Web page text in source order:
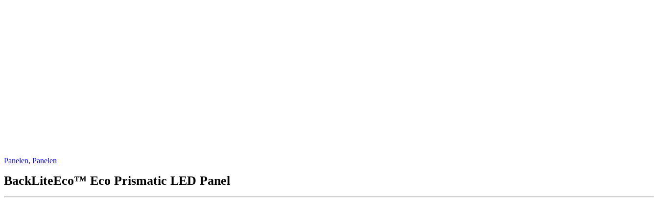
Panelen, Panelen
BackLiteEco™ Eco Prismatic LED Panel